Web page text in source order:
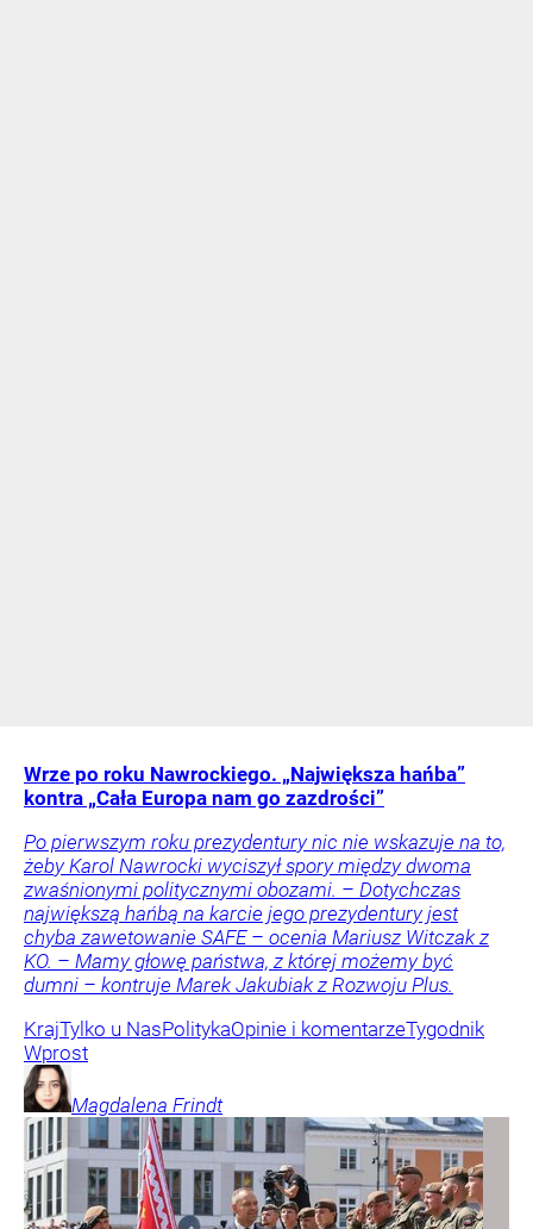
Wrze po roku Nawrockiego. „Największa hańba”
kontra „Cała Europa nam go zazdrości”
Po pierwszym roku prezydentury nic nie wskazuje na to,
żeby Karol Nawrocki wyciszył spory między dwoma
zwaśnionymi politycznymi obozami. – Dotychczas
największą hańbą na karcie jego prezydentury jest
chyba zawetowanie SAFE – ocenia Mariusz Witczak z
KO. – Mamy głowę państwa, z której możemy być
dumni – kontruje Marek Jakubiak z Rozwoju Plus.
KrajTylko u NasPolitykaOpinie i komentarzeTygodnik
Wprost
Magdalena Frindt